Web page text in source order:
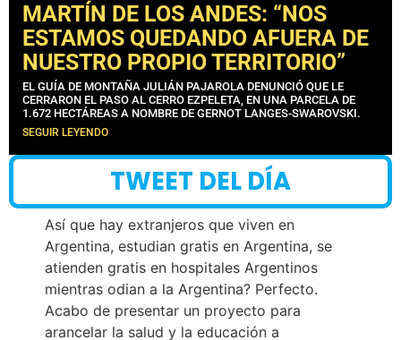
MARTÍN DE LOS ANDES: “NOS
ESTAMOS QUEDANDO AFUERA DE
NUESTRO PROPIO TERRITORIO”
EL GUÍA DE MONTAÑA JULIÁN PAJAROLA DENUNCIÓ QUE LE
CERRARON EL PASO AL CERRO EZPELETA, EN UNA PARCELA DE
1.672 HECTÁREAS A NOMBRE DE GERNOT LANGES-SWAROVSKI.
SEGUIR LEYENDO
TWEET DEL DÍA
Así que hay extranjeros que viven en
Argentina, estudian gratis en Argentina, se
atienden gratis en hospitales Argentinos
mientras odian a la Argentina? Perfecto.
Acabo de presentar un proyecto para
arancelar la salud y la educación a